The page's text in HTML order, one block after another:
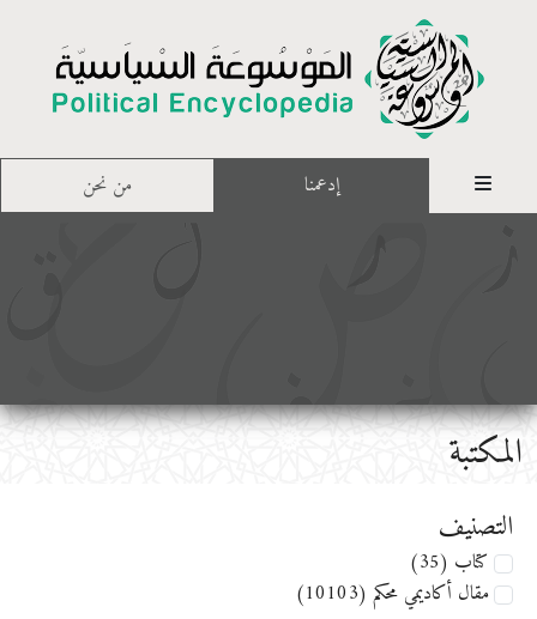
إدعمنا من نحن
المكتبة
التصنيف
كتاب (35)
مقال أكاديمي محكم (10103)